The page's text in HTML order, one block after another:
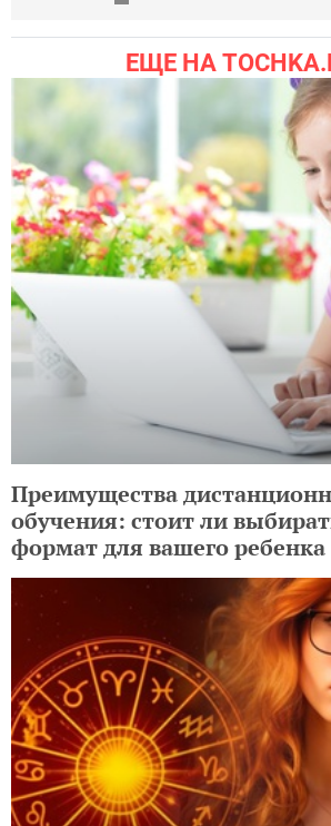
ЕЩЕ НА
Преимущества
обучения: стоит ли
формат для вашего ребенка